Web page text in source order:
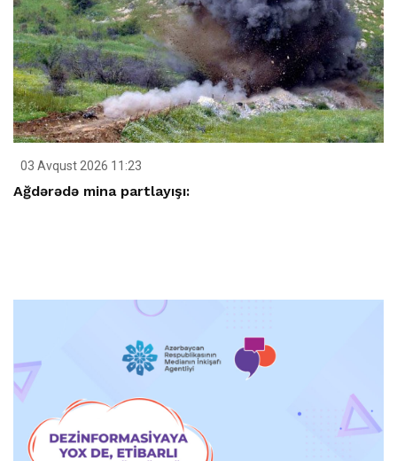
03 Avqust 2026 11:23
Ağdərədə mina partlayışı: